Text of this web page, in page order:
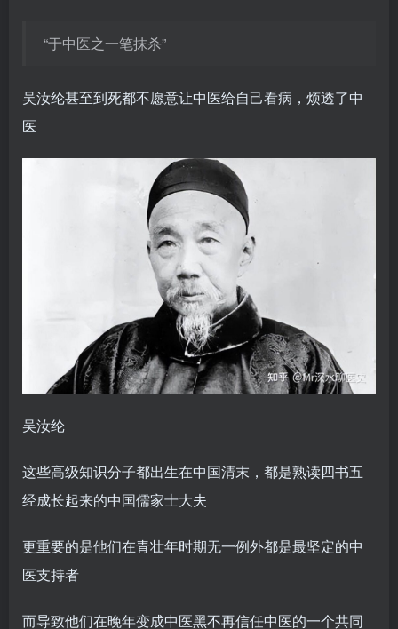
“于中医之一笔抹杀”
吴汝纶甚至到死都不愿意让中医给自己看病，烦透了中
医
吴汝纶
这些高级知识分子都出生在中国清末，都是熟读四书五
经成长起来的中国儒家士大夫
更重要的是他们在青壮年时期无一例外都是最坚定的中
医支持者
而导致他们在晚年变成中医黑不再信任中医的一个共同